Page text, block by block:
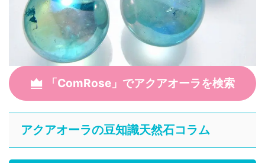
「ComRose」でアクアオーラを検索
アクアオーラの豆知識天然石コラム